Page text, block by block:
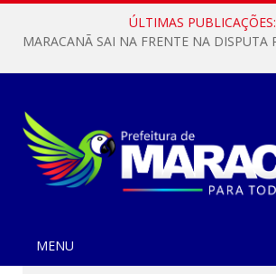
ÚLTIMAS PUBLICAÇÕES:
MENU